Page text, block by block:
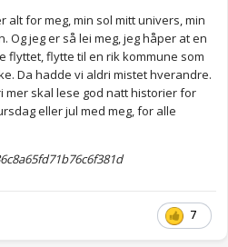
alt for meg, min sol mitt univers, min
Og jeg er så lei meg, jeg håper at en
flyttet, flytte til en rik kommune som
Da hadde vi aldri mistet hverandre.
mer skal lese god natt historier for
eller jul med meg, for alle
7